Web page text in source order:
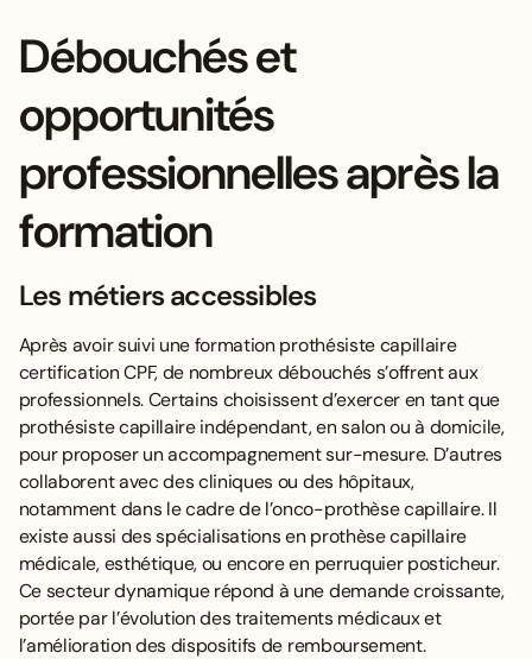
Débouchés et
opportunités
professionnelles après la
formation
Les métiers accessibles
Après avoir suivi une formation prothésiste capillaire
certification CPF, de nombreux débouchés s’offrent aux
professionnels. Certains choisissent d’exercer en tant que
prothésiste capillaire indépendant, en salon ou à domicile,
pour proposer un accompagnement sur-mesure. D’autres
collaborent avec des cliniques ou des hôpitaux,
notamment dans le cadre de l’onco-prothèse capillaire. Il
existe aussi des spécialisations en prothèse capillaire
médicale, esthétique, ou encore en perruquier posticheur.
Ce secteur dynamique répond à une demande croissante,
portée par l’évolution des traitements médicaux et
l’amélioration des dispositifs de remboursement.